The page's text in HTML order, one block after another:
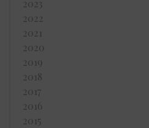
2023
2022
2021
2020
2019
2018
2017
2016
2015